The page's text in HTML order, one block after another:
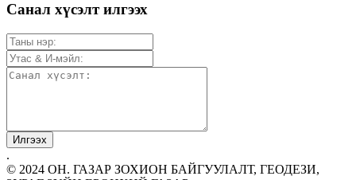
Санал хүсэлт илгээх
.
© 2024 ОН. ГАЗАР ЗОХИОН БАЙГУУЛАЛТ, ГЕОДЕЗИ,